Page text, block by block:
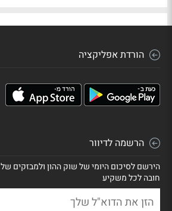
הורדת אפליקציה
הרשמה לדיוור
הירשם לסיכום היומי של שוק ההון ולמבזקים של
חובה לכל משקיע